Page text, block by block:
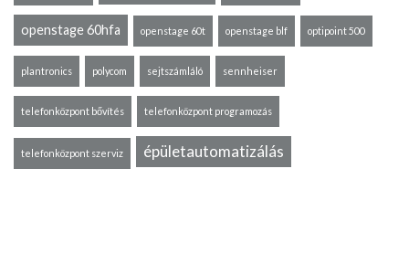
openstage 60hfa openstage 60t openstage blf optipoint 500
plantronics polycom sejtszámláló sennheiser
telefonközpont bővítés telefonközpont programozás
telefonközpont szerviz épületautomatizálás